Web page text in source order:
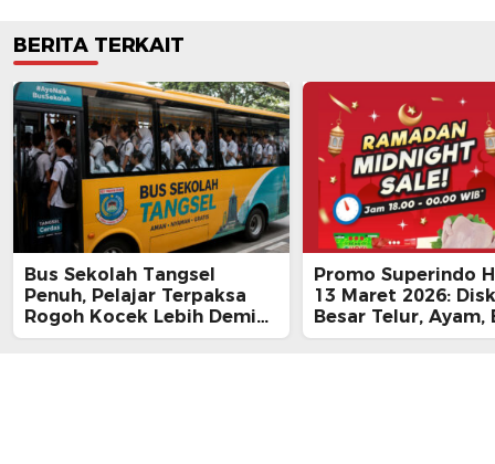
BERITA TERKAIT
Bus Sekolah Tangsel
Penuh, Pelajar Terpaksa
Rogoh Kocek Lebih Demi
Tiba Tepat Waktu
Promo Superindo
13 Maret 2026:
Besar Telur, Ayam,
hingga Daging,